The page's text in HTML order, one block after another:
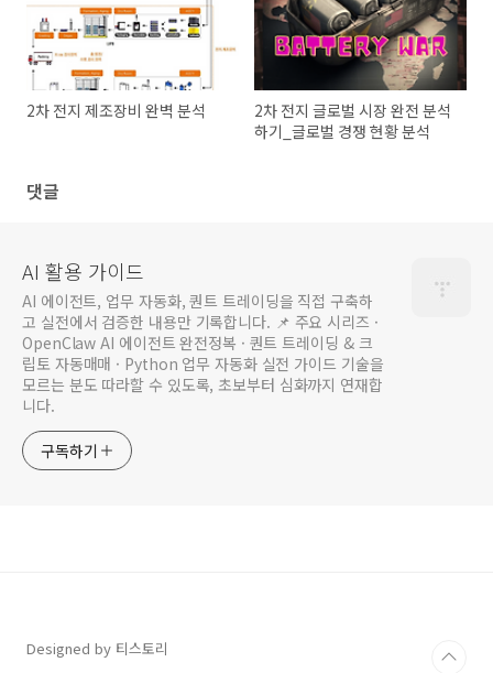
2차 전지 제조장비 완벽 분석
2차 전지 글로벌 시장 완전 분석
하기_글로벌 경쟁 현황 분석
댓글
AI 활용 가이드
AI 에이전트, 업무 자동화, 퀀트 트레이딩을 직접 구축하
고 실전에서 검증한 내용만 기록합니다. 📌 주요 시리즈 ·
OpenClaw AI 에이전트 완전정복 · 퀀트 트레이딩 & 크
립토 자동매매 · Python 업무 자동화 실전 가이드 기술을
모르는 분도 따라할 수 있도록, 초보부터 심화까지 연재합
니다.
구독하기
Designed by 티스토리